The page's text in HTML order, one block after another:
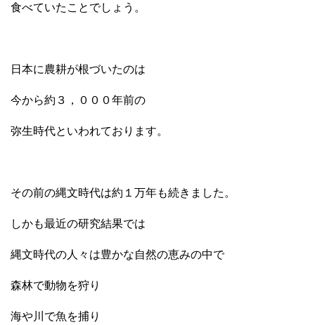
食べていたことでしょう。
日本に農耕が根づいたのは
今から約３，０００年前の
弥生時代といわれております。
その前の縄文時代は約１万年も続きました。
しかも最近の研究結果では
縄文時代の人々は豊かな自然の恵みの中で
森林で動物を狩り
海や川で魚を捕り